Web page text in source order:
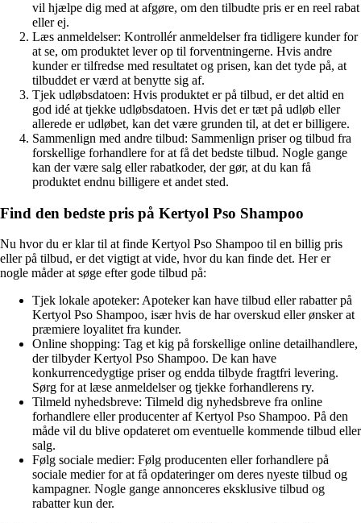
vil hjælpe dig med at afgøre, om den tilbudte pris er en reel rabat
eller ej.
Læs anmeldelser: Kontrollér anmeldelser fra tidligere kunder for
at se, om produktet lever op til forventningerne. Hvis andre
kunder er tilfredse med resultatet og prisen, kan det tyde på, at
tilbuddet er værd at benytte sig af.
Tjek udløbsdatoen: Hvis produktet er på tilbud, er det altid en
god idé at tjekke udløbsdatoen. Hvis det er tæt på udløb eller
allerede er udløbet, kan det være grunden til, at det er billigere.
Sammenlign med andre tilbud: Sammenlign priser og tilbud fra
forskellige forhandlere for at få det bedste tilbud. Nogle gange
kan der være salg eller rabatkoder, der gør, at du kan få
produktet endnu billigere et andet sted.
Find den bedste pris på Kertyol Pso Shampoo
Nu hvor du er klar til at finde Kertyol Pso Shampoo til en billig pris
eller på tilbud, er det vigtigt at vide, hvor du kan finde det. Her er
nogle måder at søge efter gode tilbud på:
Tjek lokale apoteker: Apoteker kan have tilbud eller rabatter på
Kertyol Pso Shampoo, især hvis de har overskud eller ønsker at
præmiere loyalitet fra kunder.
Online shopping: Tag et kig på forskellige online detailhandlere,
der tilbyder Kertyol Pso Shampoo. De kan have
konkurrencedygtige priser og endda tilbyde fragtfri levering.
Sørg for at læse anmeldelser og tjekke forhandlerens ry.
Tilmeld nyhedsbreve: Tilmeld dig nyhedsbreve fra online
forhandlere eller producenter af Kertyol Pso Shampoo. På den
måde vil du blive opdateret om eventuelle kommende tilbud eller
salg.
Følg sociale medier: Følg producenten eller forhandlere på
sociale medier for at få opdateringer om deres nyeste tilbud og
kampagner. Nogle gange annonceres eksklusive tilbud og
rabatter kun der.